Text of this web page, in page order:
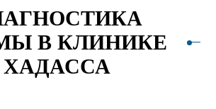
В КЛИНИКЕ
ХАДАССА